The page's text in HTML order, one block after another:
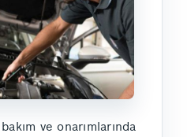
ve onarımlarında